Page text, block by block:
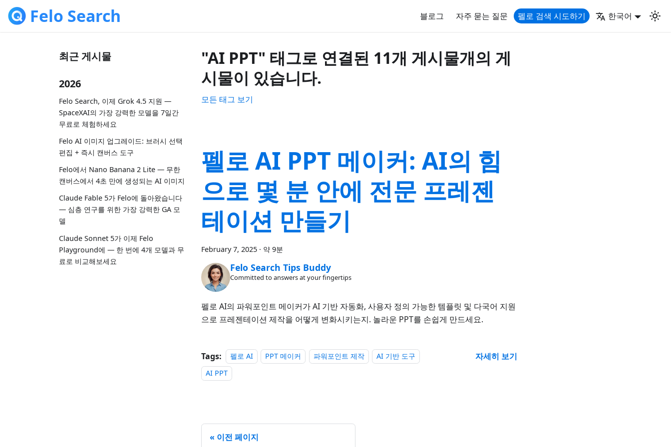
Felo Search 블로그 자주 묻는 질문 펠로 검색 시도하기 한국어
최근 게시물
2026
Felo Search, 이제 Grok 4.5 지원 —
SpaceXAI의 가장 강력한 모델을 7일간
무료로 체험하세요
Felo AI 이미지 업그레이드: 브러시 선택
편집 + 즉시 캔버스 도구
Felo에서 Nano Banana 2 Lite — 무한
캔버스에서 4초 만에 생성되는 AI 이미지
Claude Fable 5가 Felo에 돌아왔습니다
— 심층 연구를 위한 가장 강력한 GA 모
델
Claude Sonnet 5가 이제 Felo
Playground에 — 한 번에 4개 모델과 무
료로 비교해보세요
"AI PPT" 태그로 연결된 11개 게시물개의 게
시물이 있습니다.
모든 태그 보기
펠로 AI PPT 메이커: AI의 힘
으로 몇 분 안에 전문 프레젠
테이션 만들기
February 7, 2025 · 약 9분
Felo Search Tips Buddy
Committed to answers at your fingertips
펠로 AI의 파워포인트 메이커가 AI 기반 자동화, 사용자 정의 가능한 템플릿 및 다국어 지원
으로 프레젠테이션 제작을 어떻게 변화시키는지. 놀라운 PPT를 손쉽게 만드세요.
Tags: 펠로 AI PPT 메이커 파워포인트 제작
AI 기반 도구
AI PPT
자세히 보기
이전 페이지